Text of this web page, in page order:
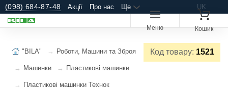
(098) 684-87-48 Акції Про нас Ще UK
Меню Кошик
Код товару: 1521
"BILA" Роботи, Машини та Зброя
Машинки Пластикові машинки
Пластикові машинки Технок